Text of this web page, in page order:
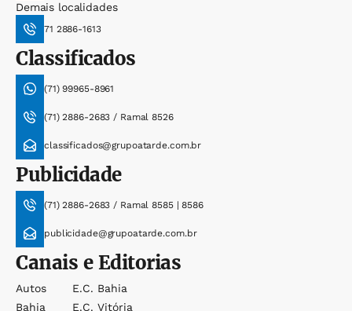
Demais localidades
71 2886-1613
Classificados
(71) 99965-8961
(71) 2886-2683 / Ramal 8526
classificados@grupoatarde.com.br
Publicidade
(71) 2886-2683 / Ramal 8585 | 8586
publicidade@grupoatarde.com.br
Canais e Editorias
Autos
Bahia
E.c. Bahia
E.c. Vitória